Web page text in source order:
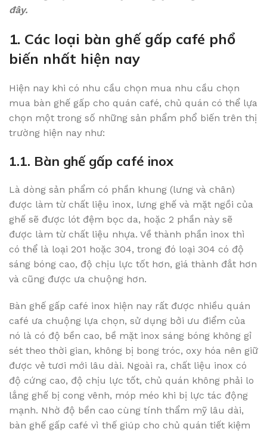
đây.
1. Các loại bàn ghế gấp café phổ
biến nhất hiện nay
Hiện nay khi có nhu cầu chọn mua nhu cầu chọn
mua bàn ghế gấp cho quán café, chủ quán có thể lựa
chọn một trong số những sản phẩm phổ biến trên thị
trường hiện nay như:
1.1. Bàn ghế gấp café inox
Là dòng sản phẩm có phần khung (lưng và chân)
được làm từ chất liệu inox, lưng ghế và mặt ngồi của
ghế sẽ được lót đệm bọc da, hoặc 2 phần này sẽ
được làm từ chất liệu nhựa. Về thành phần inox thì
có thể là loại 201 hoặc 304, trong đó loại 304 có độ
sáng bóng cao, độ chịu lực tốt hơn, giá thành đắt hơn
và cũng được ưa chuộng hơn.
Bàn ghế gấp café inox hiện nay rất được nhiều quán
café ưa chuộng lựa chọn, sử dụng bởi ưu điểm của
nó là có độ bền cao, bề mặt inox sáng bóng không gỉ
sét theo thời gian, không bị bong tróc, oxy hóa nên giữ
được vẻ tươi mới lâu dài. Ngoài ra, chất liệu inox có
độ cứng cao, độ chịu lực tốt, chủ quán không phải lo
lắng ghế bị cong vênh, móp méo khi bị lực tác động
mạnh. Nhờ độ bền cao cùng tính thẩm mỹ lâu dài,
bàn ghế gấp café vì thế giúp cho chủ quán tiết kiệm